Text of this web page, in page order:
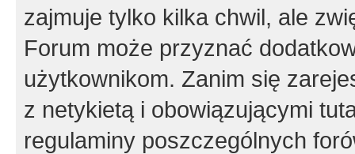
zajmuje tylko kilka chwil, ale
Forum może przyznać
użytkownikom. Zanim się
z netykietą i obowiązującymi
regulaminy poszczególnych